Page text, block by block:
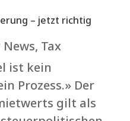
– jetzt richtig
News, Tax
ist kein
Prozess.» Der
gilt als